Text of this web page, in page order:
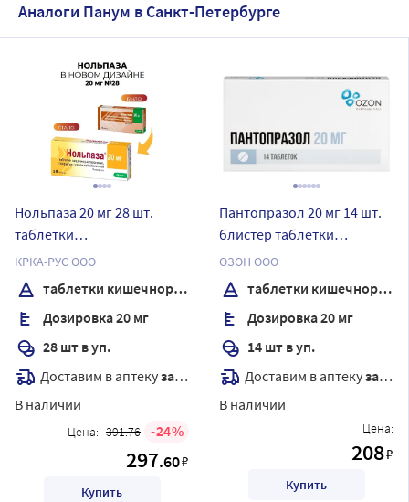
Аналоги Панум в Санкт-Петербурге
Нольпаза 20 мг 28 шт.
таблетки
кишечнорастворимые ,
покрытые пленочной
оболочкой
КРКА-РУС ООО
таблетки кишечнорастворимые , покрытые пленочной оболочкой
Дозировка 20 мг
28 шт в уп.
Доставим в аптекузавтра
В наличии
Цена: 391.76 24
297.60₽
Купить
Пантопразол 20 мг 14 шт.
блистер таблетки
кишечнорастворимые,
покрытые оболочкой
ОЗОН ООО
таблетки кишечнорастворимые, покрытые Оболочкой
Дозировка 20 мг
14 шт в уп.
Доставим в аптекузавтра
В наличии
Цена:
208₽
Купить